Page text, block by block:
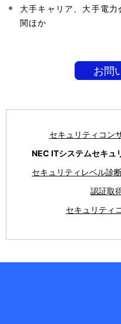
大手キャリア、大手電
関ほか
お問
セキュリティコン
NEC ITシステムセキュ
セキュリティレベル診
認証取
セキュリティ